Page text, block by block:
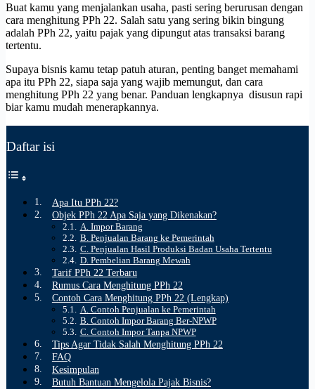
Buat kamu yang menjalankan usaha, pasti sering berurusan dengan
cara menghitung PPh 22. Salah satu yang sering bikin bingung
adalah PPh 22, yaitu pajak yang dipungut atas transaksi barang
tertentu.
Supaya bisnis kamu tetap patuh aturan, penting banget memahami
apa itu PPh 22, siapa saja yang wajib memungut, dan cara
menghitung PPh 22 yang benar. Panduan lengkapnya disusun rapi
biar kamu mudah menerapkannya.
Daftar isi
Apa Itu PPh 22?
Objek PPh 22 Apa Saja yang Dikenakan?
A. Impor Barang
B. Penjualan Barang ke Pemerintah
C. Penjualan Hasil Produksi Badan Usaha Tertentu
D. Pembelian Barang Mewah
Tarif PPh 22 Terbaru
Rumus Cara Menghitung PPh 22
Contoh Cara Menghitung PPh 22 (Lengkap)
A. Contoh Penjualan ke Pemerintah
B. Contoh Impor Barang Ber-NPWP
C. Contoh Impor Tanpa NPWP
Tips Agar Tidak Salah Menghitung PPh 22
FAQ
Kesimpulan
Butuh Bantuan Mengelola Pajak Bisnis?